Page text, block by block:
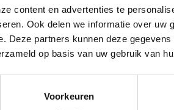
content en advertenties te
Ook delen we informatie over
Deze partners kunnen deze
op basis van uw gebruik van
Voorkeuren
beeld willen brengen en hun
gas